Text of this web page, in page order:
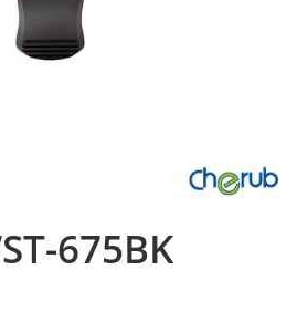
675BK